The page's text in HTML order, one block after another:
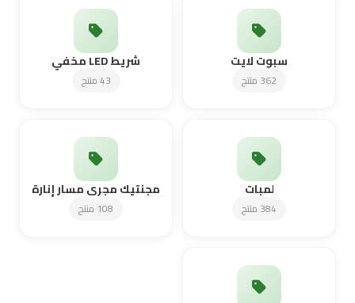
سبوت لايت
362 منتج
شريط LED مخفي
43 منتج
لمبات
384 منتج
مجنتيك مجرى مسار إنارة
108 منتج